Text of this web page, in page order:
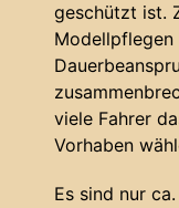
geschützt ist.
viele Fahrer
Vorhaben
Es sind nur